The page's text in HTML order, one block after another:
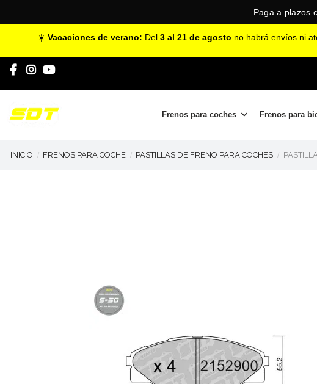
Paga a plazos
☀️ Vacaciones de verano: Del 3 al 21 de agosto no habrá envíos ni
Frenos para coches Frenos para
INICIO FRENOS PARA COCHE PASTILLAS DE FRENO PARA COCHES